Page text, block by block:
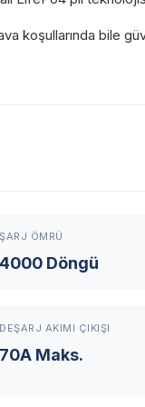
koşullarında bile
Tüm
Neden Güvenli?
Üretici Garantisi
ŞARJ ÖMRÜ
4000 Döngü
DEŞARJ AKIMI ÇIKIŞI
70A Maks.